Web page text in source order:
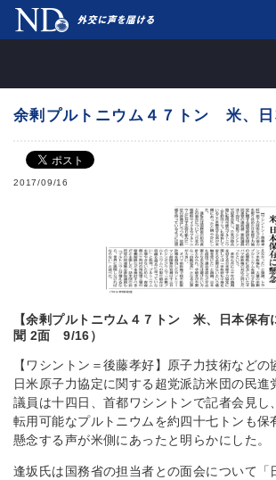
余剰プルトニウム４７トン 米、
2017/09/16
【余剰プルトニウム４７トン 米、日本保有
聞 2面 9/16）
【ワシントン＝後藤孝好】原子力技術などの
日米原子力協定に関する超党派訪米団の民進
議員は十四日、首都ワシントンで記者会見し
転用可能なプルトニウムを約四十七トンも保
懸念する声が米側にあったと明らかにした。
逢坂氏は国務省の担当者との面会について「